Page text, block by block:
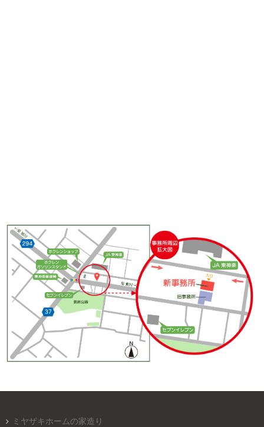
ミヤザキホームの家造り